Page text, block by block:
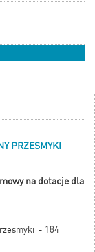
PRZESMYKI
na dotacje dla
- 184